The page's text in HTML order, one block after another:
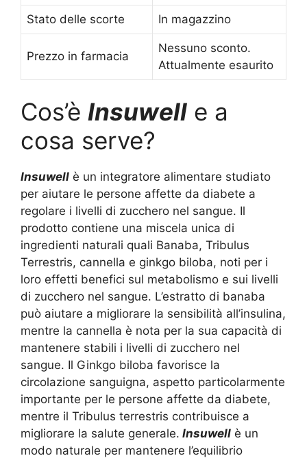
Stato delle scorte In magazzino
Prezzo in farmacia
Nessuno sconto.
Attualmente esaurito
Cos’è Insuwell e a
cosa serve?
Insuwell è un integratore alimentare studiato
per aiutare le persone affette da diabete a
regolare i livelli di zucchero nel sangue. Il
prodotto contiene una miscela unica di
ingredienti naturali quali Banaba, Tribulus
Terrestris, cannella e ginkgo biloba, noti per i
loro effetti benefici sul metabolismo e sui livelli
di zucchero nel sangue. L’estratto di banaba
può aiutare a migliorare la sensibilità all’insulina,
mentre la cannella è nota per la sua capacità di
mantenere stabili i livelli di zucchero nel
sangue. Il Ginkgo biloba favorisce la
circolazione sanguigna, aspetto particolarmente
importante per le persone affette da diabete,
mentre il Tribulus terrestris contribuisce a
migliorare la salute generale. Insuwell è un
modo naturale per mantenere l’equilibrio